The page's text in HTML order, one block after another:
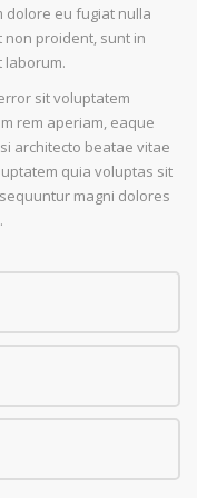
dolore eu fugiat nulla
non proident, sunt in
laborum.
sit voluptatem
rem aperiam, eaque
architecto beatae vitae
quia voluptas sit
magni dolores